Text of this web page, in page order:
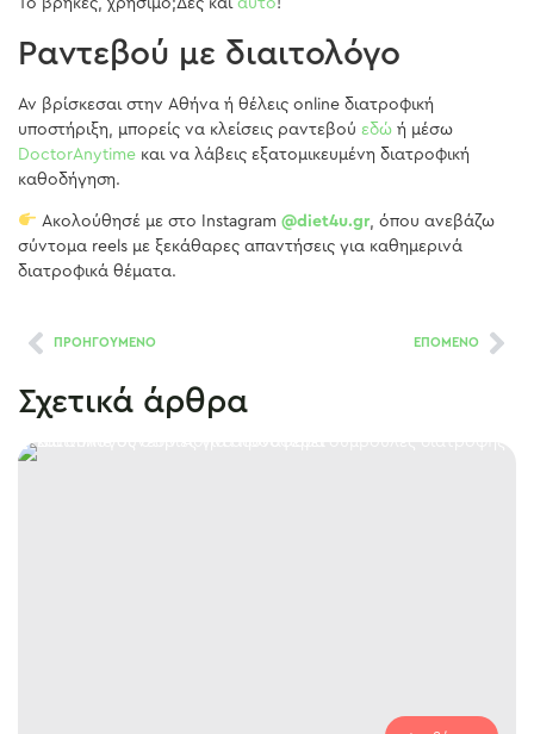
Το βρήκες, χρήσιμο;Δες και αυτό!
Ραντεβού με διαιτολόγο
Αν βρίσκεσαι στην Αθήνα ή θέλεις online διατροφική
υποστήριξη, μπορείς να κλείσεις ραντεβού εδώ ή μέσω
DoctorAnytime και να λάβεις εξατομικευμένη διατροφική
καθοδήγηση.
Ακολούθησέ με στο Instagram @diet4u.gr, όπου ανεβάζω
σύντομα reels με ξεκάθαρες απαντήσεις για καθημερινά
διατροφικά θέματα.
ΠΡΟΗΓΟΥΜΕΝΟ ΕΠΟΜΕΝΟ
Σχετικά άρθρα